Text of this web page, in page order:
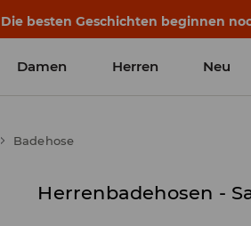
Die besten Geschichten beginnen
Damen Herren Neu
Badehose
Herrenbadehosen -